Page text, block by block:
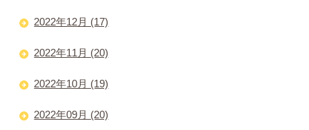
2022年12月 (17)
2022年11月 (20)
2022年10月 (19)
2022年09月 (20)